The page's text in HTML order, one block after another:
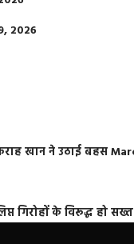
2026
खान ने उठाई बहस
गिरोहों के विरूद्ध हो